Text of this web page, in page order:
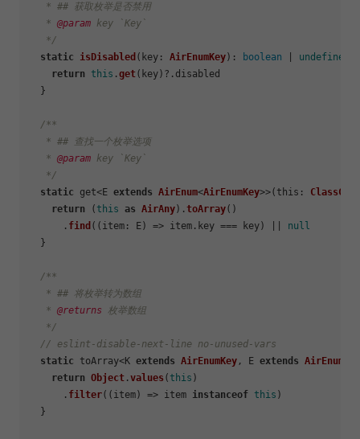
   * ## 获取枚举是否禁用
   *
@param key `Key`
   */
static
isDisabled ( key : AirEnumKey ): boolean undefined
return this .get(key)?. disabled
  }
/**
   * ## 查找一个枚举选项
   *
@param key `Key`
   */
static get<E extends AirEnum<AirEnumKey>>( this :
return (this as AirAny ).toArray()
      .
find ( ( item: E ) => item. key === key) || null
  }
/**
   * ## 将枚举转为数组
   *
@returns 枚举数组
   */
// eslint-disable-next-line no-unused-vars
static toArray<K extends AirEnumKey , E extends AirEnum
return Object .values (this )
      .
filter( ( item ) => item instanceof this )
  }